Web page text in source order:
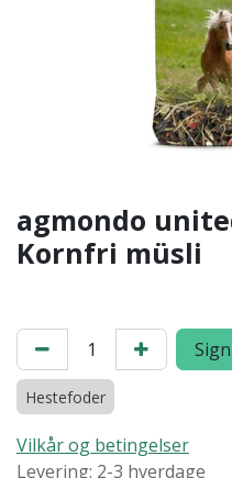
agmondo
Kornfri müsli
Hestefoder
Vilkår og betingelser
Levering: 2-3 hverdage